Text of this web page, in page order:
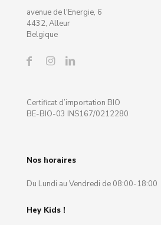
avenue de l'Energie, 6
4432, Alleur
Belgique
Certificat d’importation BIO
BE-BIO-03 INS167/0212280
Nos horaires
Du Lundi au Vendredi de 08:00-18:00
Hey Kids !